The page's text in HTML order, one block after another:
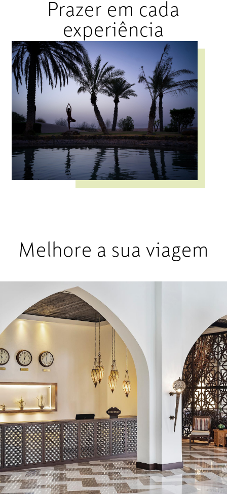
Prazer em cada
experiência
Melhore a sua viagem